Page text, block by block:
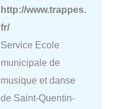
http://www.trappes.
fr/
Service Ecole
municipale de
musique et danse
de Saint-Quentin-